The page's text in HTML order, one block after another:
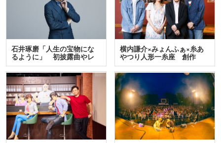
石井琢磨「人生の宝物にな
るように」 初披露曲やレ
ア…
横内謙介×みょんふぁ×糸あ
やつり人形一糸座 創作
人…